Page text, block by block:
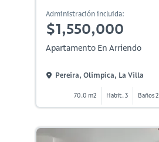
Administración incluida:
$1,550,000
Apartamento En Arriendo
Pereira, Olimpica, La Villa
70.0 m2 Habit. 3 Baños 2